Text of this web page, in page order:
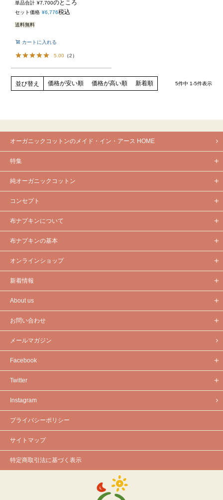
単品合計 ¥7,700のところ
セット価格 ¥6,776税込
送料無料
カートに入れる
5.00 （2）
並び替え 価格が安い順 価格が高い順 新着順 5件中 1-5件表示
オーガニックコットンのメイド・イン・アース HOME
特集
純オーガニックコットン
コンセプト
布ナプキンについて
布ナプキンの基本
オンラインショップ
新着情報
About us
お問い合わせ
メールマガジン
Facebook
Twitter
Instagram
プライバシーポリシー
サイトマップ
特定商取引法に基づく表示